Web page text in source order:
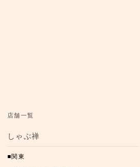
ブランドトップ
店舗情報
店舗一覧
しゃぶ禅
関東